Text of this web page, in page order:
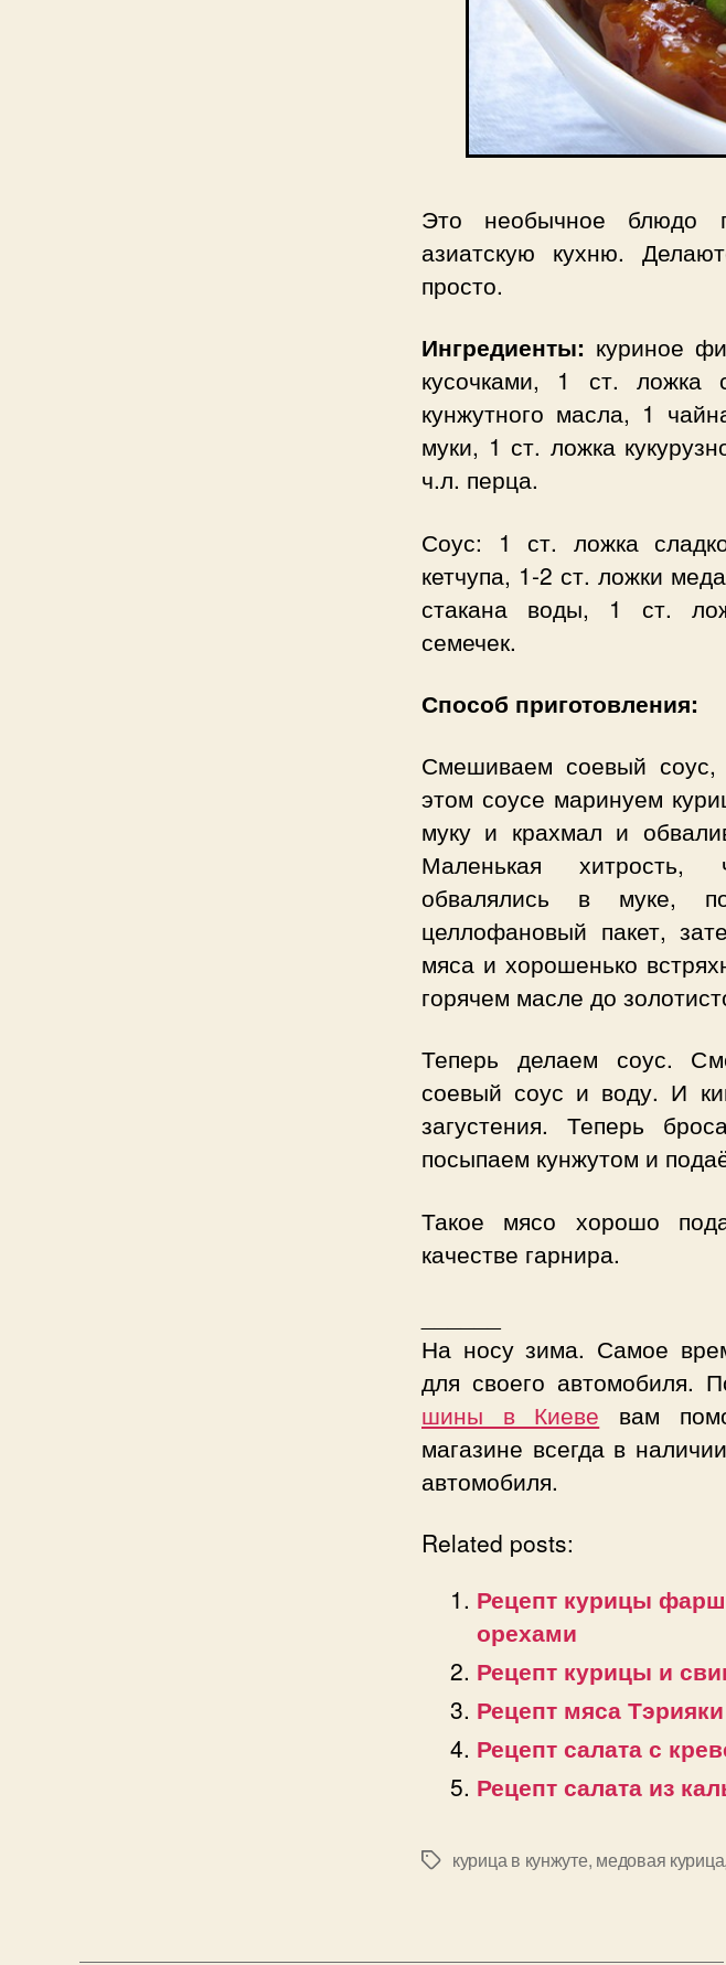
Это необычное блюдо
азиатскую кухню.
просто.
Ингредиенты: куриное
кусочками, 1 ст. ложка
кунжутного масла, 1
муки, 1 ст. ложка
ч.л. перца.
Соус: 1 ст. ложка
кетчупа, 1-2 ст. ложки
стакана воды, 1 ст.
семечек.
Способ приготовления:
Смешиваем соевый
этом соусе маринуем
муку и крахмал и
Маленькая хитрость,
обвалялись в муке,
целлофановый пакет,
мяса и хорошенько
горячем масле до
Теперь делаем соус.
соевый соус и воду. И
загустения. Теперь
посыпаем кунжутом и
Такое мясо хорошо
качестве гарнира.
На носу зима. Самое
для своего автомобиля.
шины в Киеве вам
магазине всегда в
автомобиля.
Related posts:
Рецепт курицы
орехами
Рецепт курицы и
Рецепт мяса Тэрияки
Рецепт салата с
Рецепт салата из
Позначки
курица в кунжуте, медовая курица,